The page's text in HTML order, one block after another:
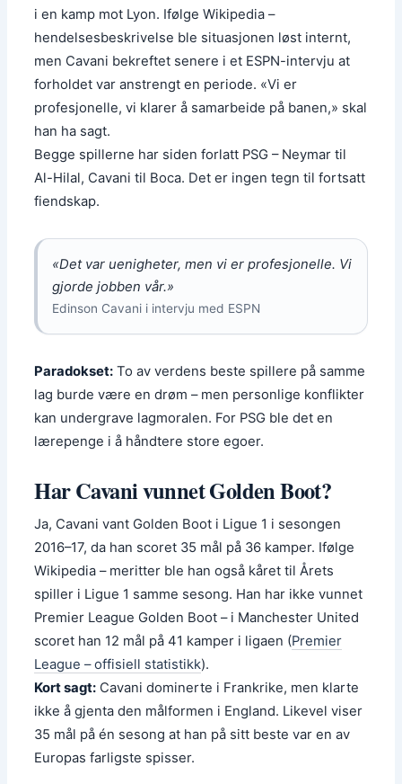
i en kamp mot Lyon. Ifølge Wikipedia –
hendelsesbeskrivelse ble situasjonen løst internt,
men Cavani bekreftet senere i et ESPN-intervju at
forholdet var anstrengt en periode. «Vi er
profesjonelle, vi klarer å samarbeide på banen,» skal
han ha sagt.
Begge spillerne har siden forlatt PSG – Neymar til
Al-Hilal, Cavani til Boca. Det er ingen tegn til fortsatt
fiendskap.
«Det var uenigheter, men vi er profesjonelle. Vi
gjorde jobben vår.»
Edinson Cavani i intervju med ESPN
Paradokset: To av verdens beste spillere på samme
lag burde være en drøm – men personlige konflikter
kan undergrave lagmoralen. For PSG ble det en
lærepenge i å håndtere store egoer.
Har Cavani vunnet Golden Boot?
Ja, Cavani vant Golden Boot i Ligue 1 i sesongen
2016–17, da han scoret 35 mål på 36 kamper. Ifølge
Wikipedia – meritter ble han også kåret til Årets
spiller i Ligue 1 samme sesong. Han har ikke vunnet
Premier League Golden Boot – i Manchester United
scoret han 12 mål på 41 kamper i ligaen (Premier
League – offisiell statistikk).
Kort sagt: Cavani dominerte i Frankrike, men klarte
ikke å gjenta den målformen i England. Likevel viser
35 mål på én sesong at han på sitt beste var en av
Europas farligste spisser.